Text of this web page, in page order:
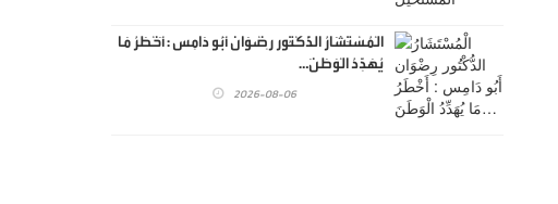
الْمُسْتَشَارُ الدُّكْتُور رِضْوَان أَبُو دَامِس : أَخْطَرُ مَا
يُهَدِّدُ الْوَطَنَ…
2026-08-06